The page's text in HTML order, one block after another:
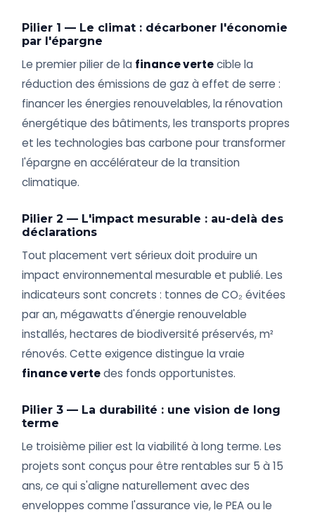
Pilier 1 — Le climat : décarboner l'économie
par l'épargne
Le premier pilier de la finance vertecible la
réduction des émissions de gaz à effet de serre :
financer les énergies renouvelables, la rénovation
énergétique des bâtiments, les transports propres
et les technologies bas carbone pour transformer
l'épargne en accélérateur de la transition
climatique.
Pilier 2 — L'impact mesurable : au-delà des
déclarations
Tout placement vert sérieux doit produire un
impact environnemental mesurable et publié. Les
indicateurs sont concrets : tonnes de CO₂ évitées
par an, mégawatts d'énergie renouvelable
installés, hectares de biodiversité préservés, m²
rénovés. Cette exigence distingue la vraie
finance vertedes fonds opportunistes.
Pilier 3 — La durabilité : une vision de long
terme
Le troisième pilier est la viabilité à long terme. Les
projets sont conçus pour être rentables sur 5 à 15
ans, ce qui s'aligne naturellement avec des
enveloppes comme l'assurance vie, le PEA ou le